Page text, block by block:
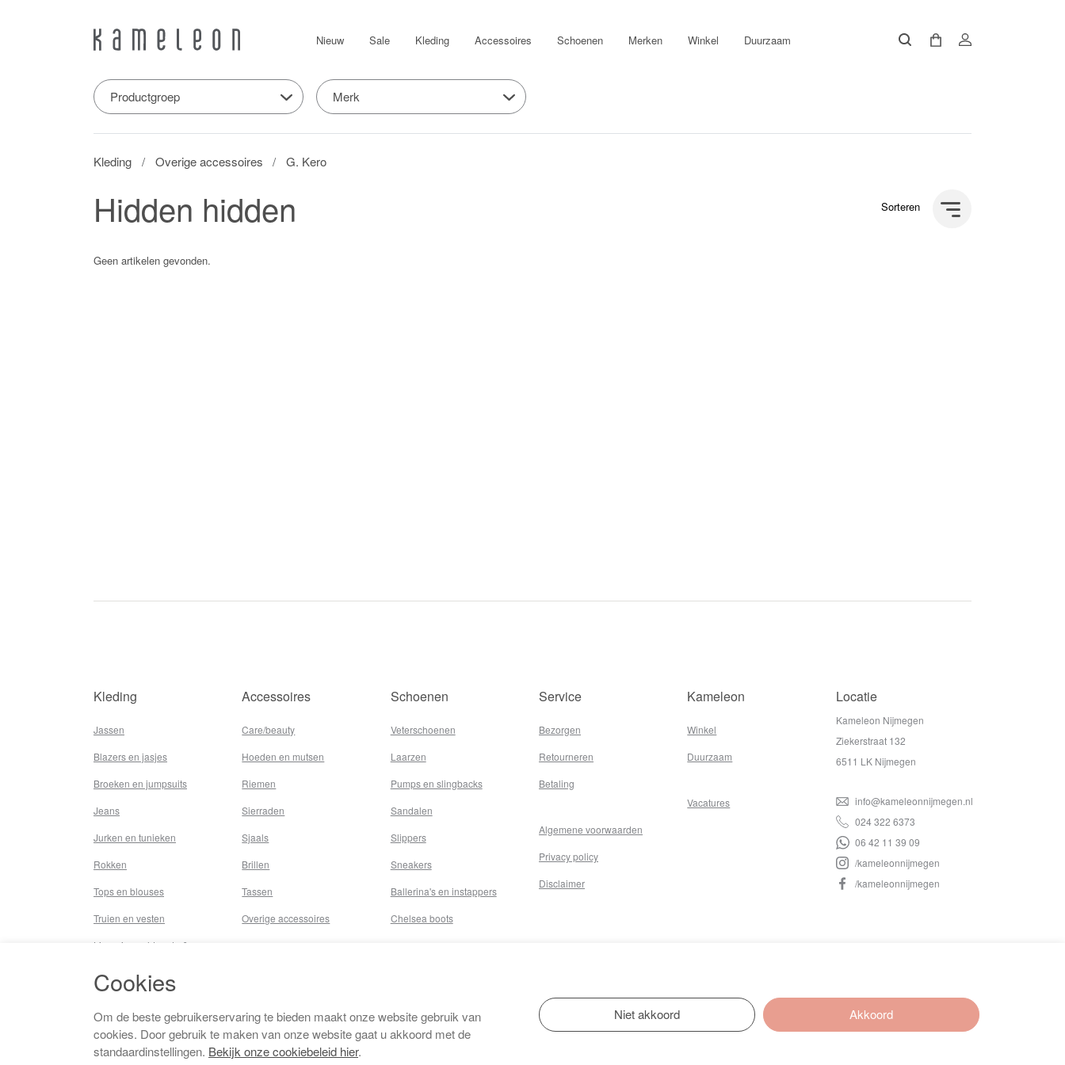
Nieuw Sale Kleding Accessoires Schoenen Merken Winkel Duurzaam
Productgroep Merk
Kleding Overige accessoires G. Kero
Hidden hidden Sorteren
Geen artikelen gevonden.
Kleding
Jassen
Blazers en jasjes
Broeken en jumpsuits
Jeans
Jurken en tunieken
Rokken
Tops en blouses
Truien en vesten
Lingerie,nachtmode &
Badkleding
Beenmode
Vermaakkosten
Accessoires
Care/beauty
Hoeden en mutsen
Riemen
Sierraden
Sjaals
Brillen
Tassen
Overige accessoires
Schoenen
Veterschoenen
Laarzen
Pumps en slingbacks
Sandalen
Slippers
Sneakers
Ballerina's en instappers
Chelsea boots
Service
Bezorgen
Retourneren
Betaling
Algemene voorwaarden
Privacy policy
Disclaimer
Kameleon
Winkel
Duurzaam
Vacatures
Locatie
Kameleon Nijmegen
Ziekerstraat 132
6511 LK Nijmegen
info@kameleonnijmegen.nl
024 322 6373
06 42 11 39 09
/kameleonnijmegen
/kameleonnijmegen
Cookies
Om de beste gebruikerservaring te bieden maakt onze website gebruik van
cookies. Door gebruik te maken van onze website gaat u akkoord met de
standaardinstellingen. Bekijk onze cookiebeleid hier.